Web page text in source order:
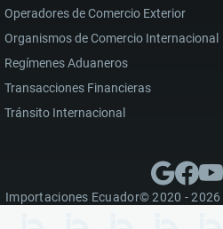
Operadores de Comercio Exterior
Organismos de Comercio Internacional
Regímenes Aduaneros
Transacciones Financieras
Tránsito Internacional
Importaciones Ecuador© 2020 -